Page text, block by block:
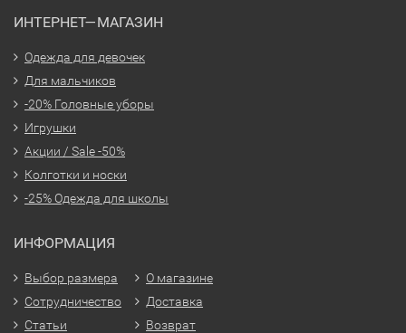
ИНТЕРНЕТ—МАГАЗИН
Одежда для девочек
Для мальчиков
-20% Головные уборы
Игрушки
Акции / Sale -50%
Колготки и носки
-25% Одежда для школы
ИНФОРМАЦИЯ
Выбор размера
Сотрудничество
Статьи
О магазине
Доставка
Возврат